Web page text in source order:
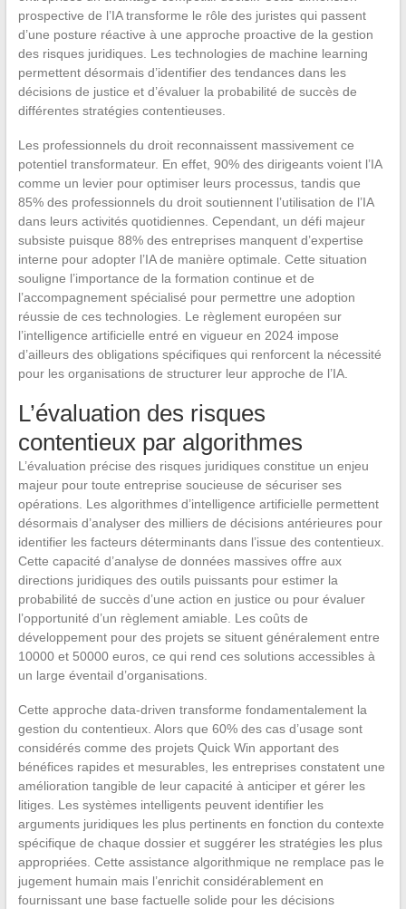
prospective de l’IA transforme le rôle des juristes qui passent
d’une posture réactive à une approche proactive de la gestion
des risques juridiques. Les technologies de machine learning
permettent désormais d’identifier des tendances dans les
décisions de justice et d’évaluer la probabilité de succès de
différentes stratégies contentieuses.
Les professionnels du droit reconnaissent massivement ce
potentiel transformateur. En effet, 90% des dirigeants voient l’IA
comme un levier pour optimiser leurs processus, tandis que
85% des professionnels du droit soutiennent l’utilisation de l’IA
dans leurs activités quotidiennes. Cependant, un défi majeur
subsiste puisque 88% des entreprises manquent d’expertise
interne pour adopter l’IA de manière optimale. Cette situation
souligne l’importance de la formation continue et de
l’accompagnement spécialisé pour permettre une adoption
réussie de ces technologies. Le règlement européen sur
l’intelligence artificielle entré en vigueur en 2024 impose
d’ailleurs des obligations spécifiques qui renforcent la nécessité
pour les organisations de structurer leur approche de l’IA.
L’évaluation des risques
contentieux par algorithmes
L’évaluation précise des risques juridiques constitue un enjeu
majeur pour toute entreprise soucieuse de sécuriser ses
opérations. Les algorithmes d’intelligence artificielle permettent
désormais d’analyser des milliers de décisions antérieures pour
identifier les facteurs déterminants dans l’issue des contentieux.
Cette capacité d’analyse de données massives offre aux
directions juridiques des outils puissants pour estimer la
probabilité de succès d’une action en justice ou pour évaluer
l’opportunité d’un règlement amiable. Les coûts de
développement pour des projets se situent généralement entre
10000 et 50000 euros, ce qui rend ces solutions accessibles à
un large éventail d’organisations.
Cette approche data-driven transforme fondamentalement la
gestion du contentieux. Alors que 60% des cas d’usage sont
considérés comme des projets Quick Win apportant des
bénéfices rapides et mesurables, les entreprises constatent une
amélioration tangible de leur capacité à anticiper et gérer les
litiges. Les systèmes intelligents peuvent identifier les
arguments juridiques les plus pertinents en fonction du contexte
spécifique de chaque dossier et suggérer les stratégies les plus
appropriées. Cette assistance algorithmique ne remplace pas le
jugement humain mais l’enrichit considérablement en
fournissant une base factuelle solide pour les décisions